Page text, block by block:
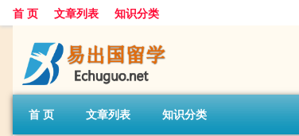
首 页 文章列表 知识分类
首 页 文章列表 知识分类